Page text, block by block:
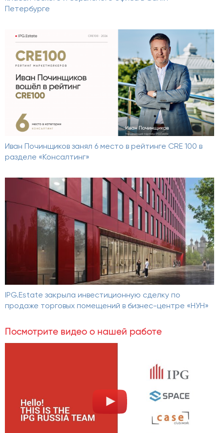
Петербурге
Иван Починщиков занял 6 место в рейтинге CRE 100 в
разделе «Консалтинг»
IPG.Estate закрыла инвестиционную сделку по
продаже торговых помещений в бизнес-центре «НУН»
Посмотрите видео о нашей работе